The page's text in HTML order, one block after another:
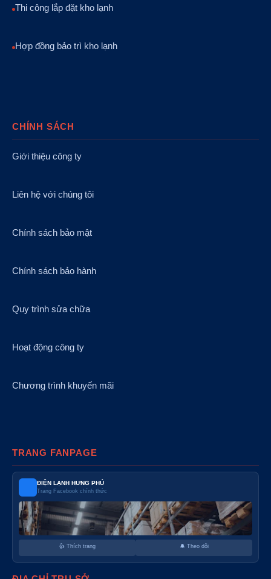
Thi công lắp đặt kho lạnh
Hợp đồng bảo trì kho lạnh
CHÍNH SÁCH
Giới thiệu công ty
Liên hệ với chúng tôi
Chính sách bảo mật
Chính sách bảo hành
Quy trình sửa chữa
Hoạt động công ty
Chương trình khuyến mãi
TRANG FANPAGE
ĐIỆN LẠNH HƯNG PHÚ
Trang Facebook chính thức
👍 Thích trang 🔔 Theo dõi